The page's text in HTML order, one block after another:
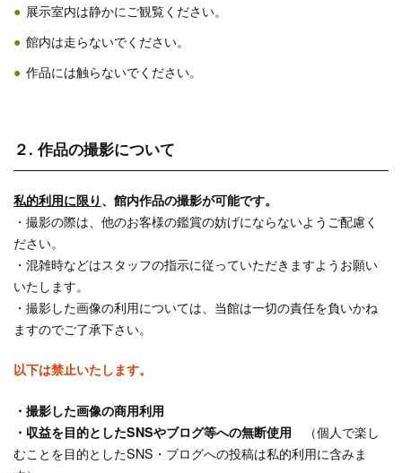
展示室内は静かにご観覧ください。
館内は走らないでください。
作品には触らないでください。
２. 作品の撮影について
私的利用に限り 、館内作品の撮影が可能です。
・撮影の際は、他のお客様の鑑賞の妨げにならないようご配慮く
ださい。
・混雑時などはスタッフの指示に従っていただきますようお願い
いたします。
・撮影した画像の利用については、当館は一切の責任を負いかね
ますのでご了承下さい。
以下は禁止いたします。
・撮影した画像の商用利用
・収益を目的としたSNSやブログ等への無断使用
（個人で楽し
むことを目的としたSNS・ブログへの投稿は私的利用に含みま